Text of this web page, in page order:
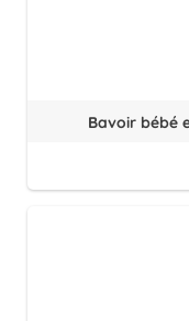
Bavoir bébé